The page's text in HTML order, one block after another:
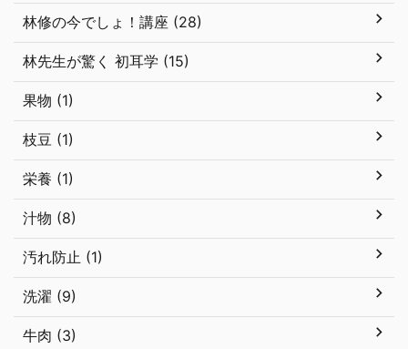
林修の今でしょ！講座 (28)
林先生が驚く 初耳学 (15)
果物 (1)
枝豆 (1)
栄養 (1)
汁物 (8)
汚れ防止 (1)
洗濯 (9)
牛肉 (3)